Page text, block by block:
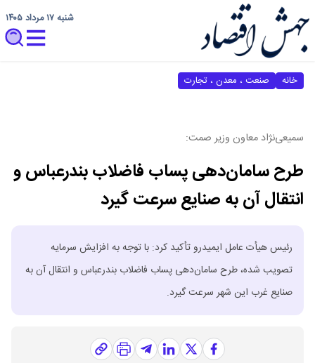
شنبه ۱۷ مرداد ۱۴۰۵
خانه صنعت ، معدن ، تجارت
سمیعی‌نژاد معاون وزیر صمت:
طرح سامان‌دهی پساب فاضلاب بندرعباس و
انتقال آن به صنایع سرعت گیرد
رئیس هیأت عامل ایمیدرو تأکید کرد: با توجه به افزایش سرمایه
تصویب شده، طرح سامان‌دهی پساب فاضلاب بندرعباس و انتقال آن به
صنایع غرب این شهر سرعت گیرد.